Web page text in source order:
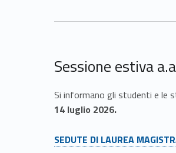
d
i
l
Sessione estiva
Si informano gli studenti e le
14 luglio 2026.
Link identifier #identifier__23536-4
SEDUTE DI LAUREA